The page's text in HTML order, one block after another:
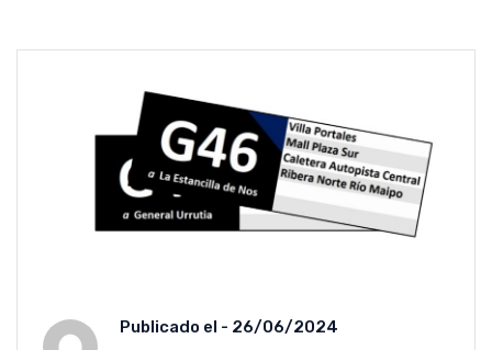
Publicado el - 26/06/2024